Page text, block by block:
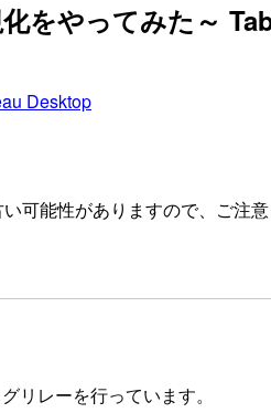
をやってみた～
Desktop
可能性がありますので、ご注意
リレーを行っています。